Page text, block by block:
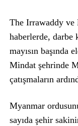
The Irrawaddy ve
haberlerde, darbe
mayısın başında
Mindat şehrinde
çatışmaların
Myanmar
sayıda şehir